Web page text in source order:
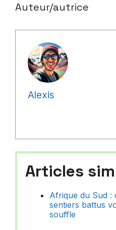
Auteur/autrice
Alexis
Articles
Afrique du Sud :
sentiers battus
souffle